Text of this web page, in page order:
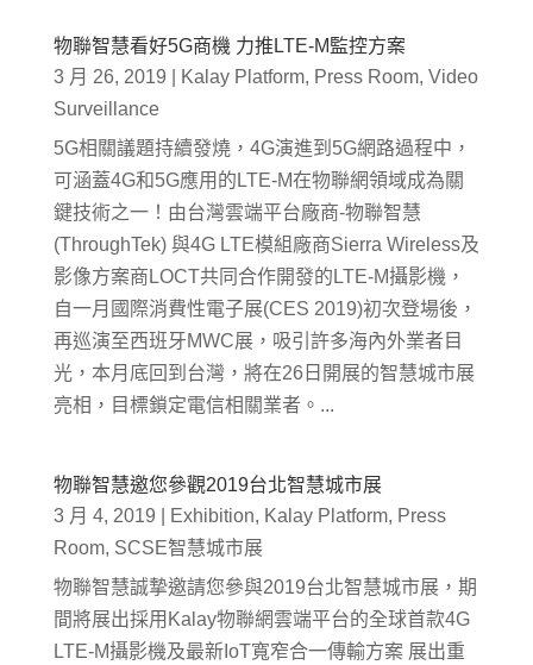
物聯智慧看好5G商機 力推LTE-M監控方案
3 月 26, 2019
Kalay Platform, Press Room, Video
Surveillance
5G相關議題持續發燒，4G演進到5G網路過程中，
可涵蓋4G和5G應用的LTE-M在物聯網領域成為關
鍵技術之一！由台灣雲端平台廠商-物聯智慧
(ThroughTek) 與4G LTE模組廠商Sierra Wireless及
影像方案商LOCT共同合作開發的LTE-M攝影機，
自一月國際消費性電子展(CES 2019)初次登場後，
再巡演至西班牙MWC展，吸引許多海內外業者目
光，本月底回到台灣，將在26日開展的智慧城市展
亮相，目標鎖定電信相關業者。...
物聯智慧邀您參觀2019台北智慧城市展
3 月 4, 2019
Exhibition, Kalay Platform, Press
Room, SCSE智慧城市展
物聯智慧誠摯邀請您參與2019台北智慧城市展，期
間將展出採用Kalay物聯網雲端平台的全球首款4G
LTE-M攝影機及最新IoT寬窄合一傳輸方案 展出重